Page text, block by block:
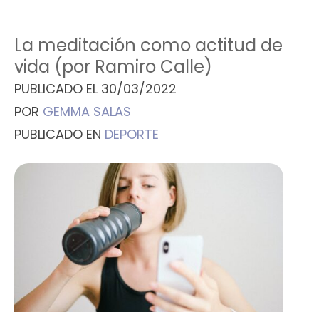
La meditación como actitud de
vida (por Ramiro Calle)
PUBLICADO EL 30/03/2022
POR GEMMA SALAS
PUBLICADO EN DEPORTE